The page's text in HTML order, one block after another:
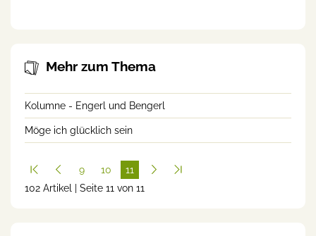
Mehr zum Thema
Kolumne - Engerl und Bengerl
Möge ich glücklich sein
9 10
11
(cur
102 Artikel | Seite 11 von 11